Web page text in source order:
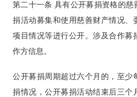
第二十一条具有公开募捐资格的慈
捐活动募集和使用慈善财产情况、
项目情况等进行公开。涉及合作募
作方信息。
公开募捐周期超过六个月的，至少
捐情况，公开募捐活动结束后三个